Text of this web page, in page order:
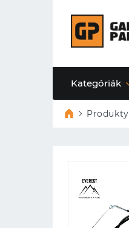
Kategóriák
Produkty